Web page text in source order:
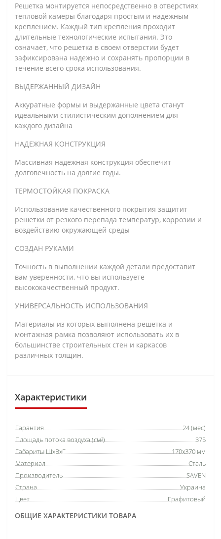
Решетка монтируется непосредственно в отверстиях
тепловой камеры благодаря простым и надежным
креплением. Каждый тип крепления проходит
длительные технологические испытания. Это
означает, что решетка в своем отверстии будет
зафиксирована надежно и сохранять пропорции в
течение всего срока использования.
ВЫДЕРЖАННЫЙ ДИЗАЙН
Аккуратные формы и выдержанные цвета станут
идеальными стилистическим дополнением для
каждого дизайна
НАДЕЖНАЯ КОНСТРУКЦИЯ
Массивная надежная конструкция обеспечит
долговечность на долгие годы.
ТЕРМОСТОЙКАЯ ПОКРАСКА
Использование качественного покрытия защитит
решетки от резкого перепада температур, коррозии и
воздействию окружающей среды
СОЗДАН РУКАМИ
Точность в выполнении каждой детали предоставит
вам уверенности, что вы используете
высококачественный продукт.
УНИВЕРСАЛЬНОСТЬ ИСПОЛЬЗОВАНИЯ
Материалы из которых выполнена решетка и
монтажная рамка позволяют использовать их в
большинстве строительных стен и каркасов
различных толщин.
Характеристики
ОБЩИЕ ХАРАКТЕРИСТИКИ ТОВАРА
Гарантия
24 (мес)
Площадь потока воздуха (см²)
375
Габариты ШхВхГ
170х370 мм
Материал
Сталь
Производитель
SAVEN
Страна
Украина
Цвет
Графитовый